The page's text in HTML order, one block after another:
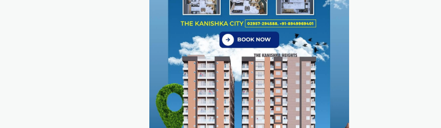
ग्राम रथ अभियान पहुंचा लकड़वास,
सांसद सीपी जोशी ने सुनी ग्रामीणों की
May 10, 2026
मेवाड़ी खबर@उदयपुर। राजस्थान सरकार द्वारा गांव के
अंतिम पायदान पर बैठे व्यक्ति तक योजनाओं का लाभ